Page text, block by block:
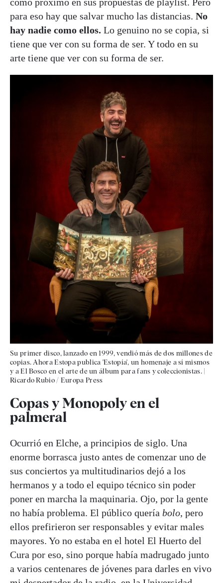
para eso hay que salvar mucho las distancias. No
hay nadie como ellos. Lo genuino no se copia, si
tiene que ver con su forma de ser. Y todo en su
arte tiene que ver con su forma de ser.
Su primer disco, lanzado en 1999, vendió más de dos millones de
copias. Ahora Estopa publica 'Estopía', un homenaje a sí mismos
y a El Bosco en el arte de un álbum para fans y coleccionistas.|
Ricardo Rubio / Europa Press
Copas y Monopoly en el
palmeral
Ocurrió en Elche, a principios de siglo. Una
enorme borrasca justo antes de comenzar uno de
sus conciertos ya multitudinarios dejó a los
hermanos y a todo el equipo técnico sin poder
poner en marcha la maquinaria. Ojo, por la gente
no había problema. El público quería bolo, pero
ellos prefirieron ser responsables y evitar males
mayores. Yo no estaba en el hotel El Huerto del
Cura por eso, sino porque había madrugado junto
a varios centenares de jóvenes para darles en vivo